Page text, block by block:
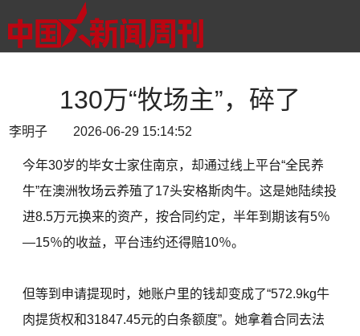
130万“牧场主”，碎了
李明子 2026-06-29 15:14:52
今年30岁的毕女士家住南京，却通过线上平台“全民养
牛”在澳洲牧场云养殖了17头安格斯肉牛。这是她陆续投
进8.5万元换来的资产，按合同约定，半年到期该有5％
—15％的收益，平台违约还得赔10％。
但等到申请提现时，她账户里的钱却变成了“572.9kg牛
肉提货权和31847.45元的白条额度”。她拿着合同去法